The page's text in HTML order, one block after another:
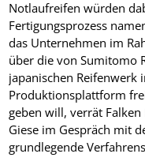
Notlaufreifen würden
Fertigungsprozess
das Unternehmen im
über die von Sumitomo
japanischen Reifenwerk
Produktionsplattform
geben will, verrät
Giese im Gespräch mit
grundlegende